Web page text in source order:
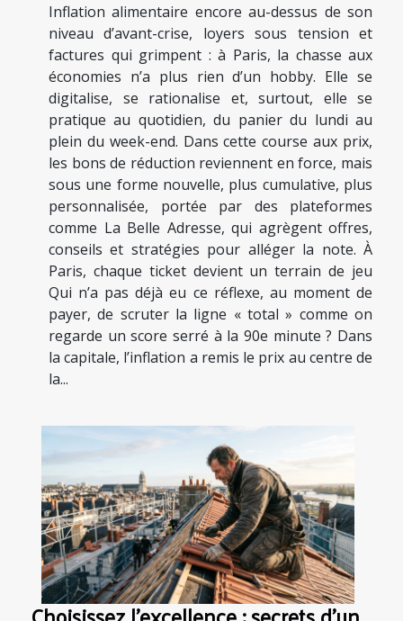
Inflation alimentaire encore au-dessus de son
niveau d’avant-crise, loyers sous tension et
factures qui grimpent : à Paris, la chasse aux
économies n’a plus rien d’un hobby. Elle se
digitalise, se rationalise et, surtout, elle se
pratique au quotidien, du panier du lundi au
plein du week-end. Dans cette course aux prix,
les bons de réduction reviennent en force, mais
sous une forme nouvelle, plus cumulative, plus
personnalisée, portée par des plateformes
comme La Belle Adresse, qui agrègent offres,
conseils et stratégies pour alléger la note. À
Paris, chaque ticket devient un terrain de jeu
Qui n’a pas déjà eu ce réflexe, au moment de
payer, de scruter la ligne « total » comme on
regarde un score serré à la 90e minute ? Dans
la capitale, l’inflation a remis le prix au centre de
la...